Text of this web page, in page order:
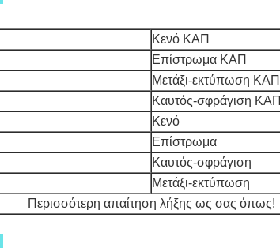
Κενό ΚΑΠ
Επίστρωμα ΚΑΠ
Μετάξι-εκτύπωση ΚΑΠ
Καυτός-σφράγιση ΚΑΠ
Κενό
Επίστρωμα
Καυτός-σφράγιση
Μετάξι-εκτύπωση
Περισσότερη απαίτηση λήξης ως σας όπως!